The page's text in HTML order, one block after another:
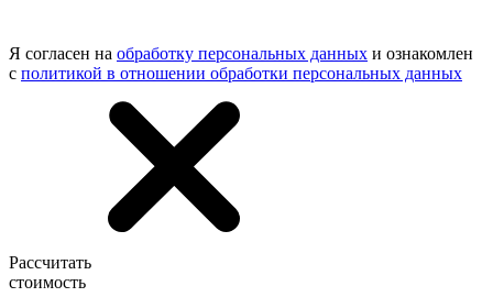
Я согласен на обработку персональных данных и ознакомлен
с политикой в отношении обработки персональных данных
Рассчитать
стоимость